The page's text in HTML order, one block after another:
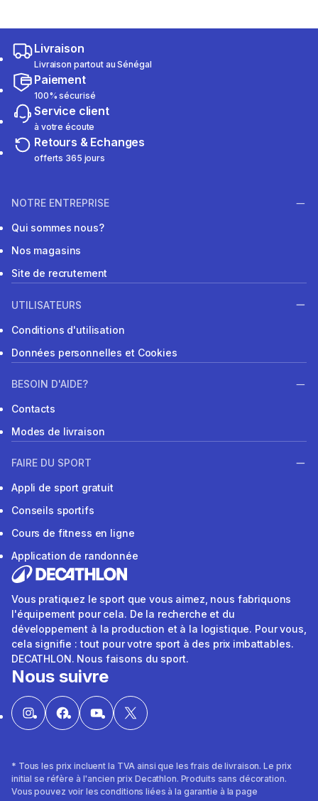
Livraison
Livraison partout au Sénégal
Paiement
100% sécurisé
Service client
à votre écoute
Retours & Echanges
offerts 365 jours
NOTRE ENTREPRISE
Qui sommes nous?
Nos magasins
Site de recrutement
UTILISATEURS
Conditions d'utilisation
Données personnelles et Cookies
BESOIN D'AIDE?
Contacts
Modes de livraison
FAIRE DU SPORT
Appli de sport gratuit
Conseils sportifs
Cours de fitness en ligne
Application de randonnée
Vous pratiquez le sport que vous aimez, nous fabriquons
l'équipement pour cela. De la recherche et du
développement à la production et à la logistique. Pour vous,
cela signifie : tout pour votre sport à des prix imbattables.
DECATHLON. Nous faisons du sport.
Nous suivre
* Tous les prix incluent la TVA ainsi que les frais de livraison. Le prix
initial se réfère à l'ancien prix Decathlon. Produits sans décoration.
Vous pouvez voir les conditions liées à la garantie à la page